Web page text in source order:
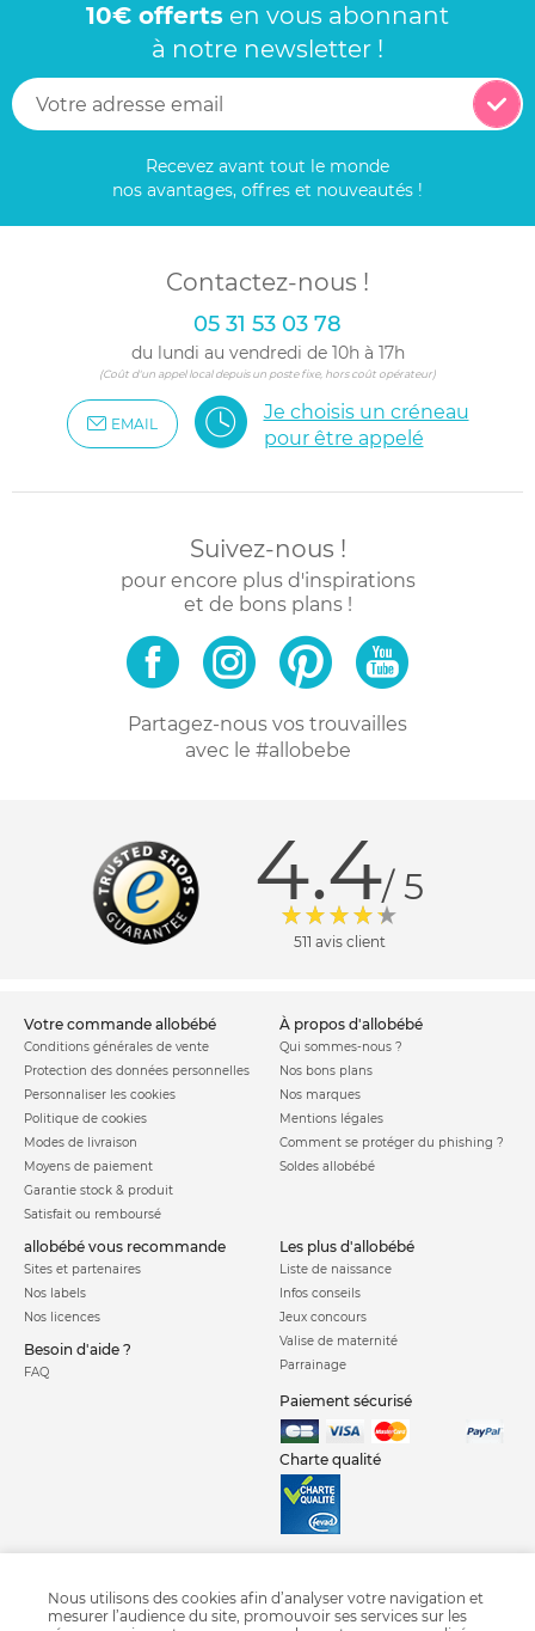
10€ offerts en vous abonnant
à notre newsletter !
Recevez avant tout le monde
nos avantages, offres et nouveautés !
Contactez-nous !
05 31 53 03 78
du lundi au vendredi de 10h à 17h
(Coût d'un appel local depuis un poste fixe, hors coût opérateur)
EMAIL
Je choisis un créneau
pour être appelé
Suivez-nous !
pour encore plus d'inspirations
et de bons plans !
Partagez-nous vos trouvailles
avec le #allobebe
4.4/ 5
511 avis client
votre commande allobébé
Conditions générales de vente
Protection des données personnelles
Personnaliser les cookies
Politique de cookies
Modes de livraison
Moyens de paiement
Garantie stock & produit
Satisfait ou remboursé
à propos d'allobébé
Qui sommes-nous ?
Nos bons plans
Nos marques
Mentions légales
Comment se protéger du phishing ?
Soldes allobébé
allobébé vous recommande
Sites et partenaires
Nos labels
Nos licences
Besoin d'aide ?
FAQ
les plus d'allobébé
Liste de naissance
Infos conseils
Jeux concours
Valise de maternité
Parrainage
Paiement sécurisé
Charte qualité
Siège auto Axiss Fix Plus Siège auto Axissfix Air Siege auto isofix
Nous utilisons des cookies afin d’analyser votre navigation et
mesurer l’audience du site, promouvoir ses services sur les